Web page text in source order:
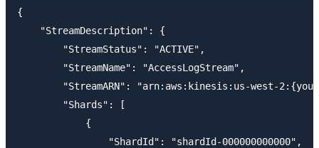
{
    "StreamDescription": {
        "StreamStatus": "ACTIVE",
        "StreamName": "AccessLogStream",
"StreamARN": "arn:aws:kinesis:us-west-
        "Shards": [
            {
                "ShardId": "shardId-000000000000",